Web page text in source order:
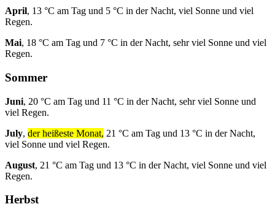
April, 13 °C am Tag und 5 °C in der Nacht, viel Sonne und viel
Regen.
Mai, 18 °C am Tag und 7 °C in der Nacht, sehr viel Sonne und viel
Regen.
Sommer
Juni, 20 °C am Tag und 11 °C in der Nacht, sehr viel Sonne und
viel Regen.
July, der heißeste Monat, 21 °C am Tag und 13 °C in der Nacht,
viel Sonne und viel Regen.
August, 21 °C am Tag und 13 °C in der Nacht, viel Sonne und viel
Regen.
Herbst